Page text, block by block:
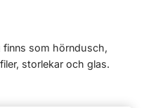
finns som hörndusch,
storlekar och glas.